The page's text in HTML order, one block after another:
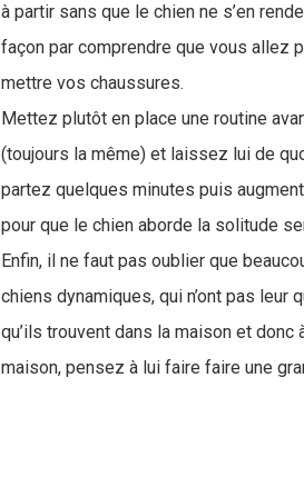
à partir sans que le chien ne s’en
façon par comprendre que vous allez
mettre vos chaussures.
Mettez plutôt en place une routine
(toujours la même) et laissez lui de
partez quelques minutes puis
pour que le chien aborde la solitude
Enfin, il ne faut pas oublier que
chiens dynamiques, qui n’ont pas leur
qu’ils trouvent dans la maison et
maison, pensez à lui faire faire une